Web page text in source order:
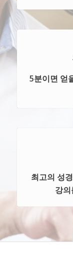
5분이면 얻
최고의 성
강